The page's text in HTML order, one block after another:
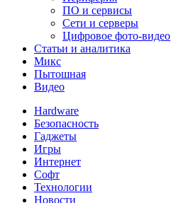
ПО и сервисы
Сети и серверы
Цифровое фото-видео
Статьи и аналитика
Микс
Пытошная
Видео
Hardware
Безопасность
Гаджеты
Игры
Интернет
Софт
Технологии
Новости